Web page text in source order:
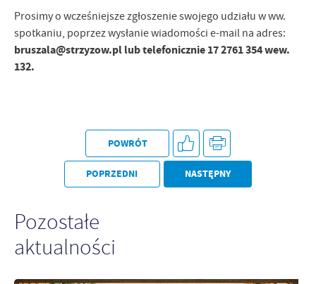
Prosimy o wcześniejsze zgłoszenie swojego udziału w ww.
spotkaniu, poprzez wysłanie wiadomości e-mail na adres:
bruszala@strzyzow.pl lub telefonicznie 17 2761 354 wew.
132.
POWRÓT
POPRZEDNI NASTĘPNY
Pozostałe
aktualności